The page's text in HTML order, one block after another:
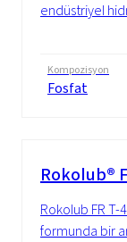
endüstriyel
Kompozisyon
Fosfat
Rokolub®
Rokolub FR T-
formunda bir